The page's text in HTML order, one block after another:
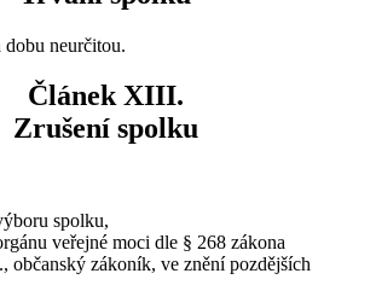
dobu neurčitou.
Článek XIII.
Zrušení spolku
spolku,
veřejné moci dle § 268 zákona
občanský zákoník, ve znění pozdějších